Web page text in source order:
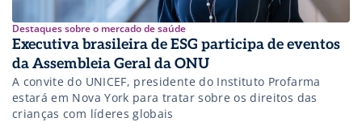
Destaques sobre o mercado de saúde
Executiva brasileira de ESG participa de eventos
da Assembleia Geral da ONU
A convite do UNICEF, presidente do Instituto Profarma
estará em Nova York para tratar sobre os direitos das
crianças com líderes globais